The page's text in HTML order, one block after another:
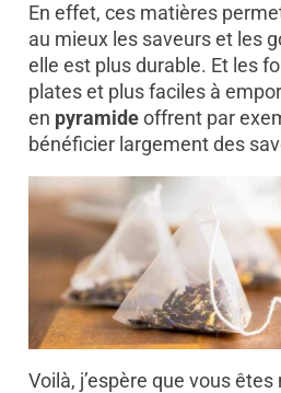
En effet, ces matières
au mieux les saveurs et les
elle est plus durable. Et les
plates et plus faciles à
en pyramideoffrent par
bénéficier largement des
Voilà, j’espère que vous